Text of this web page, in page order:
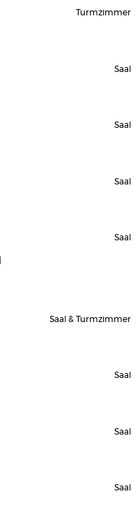
Turmzimmer
Saal
Saal
Saal
Saal
Saal & Turmzimmer
Saal
Saal
Saal